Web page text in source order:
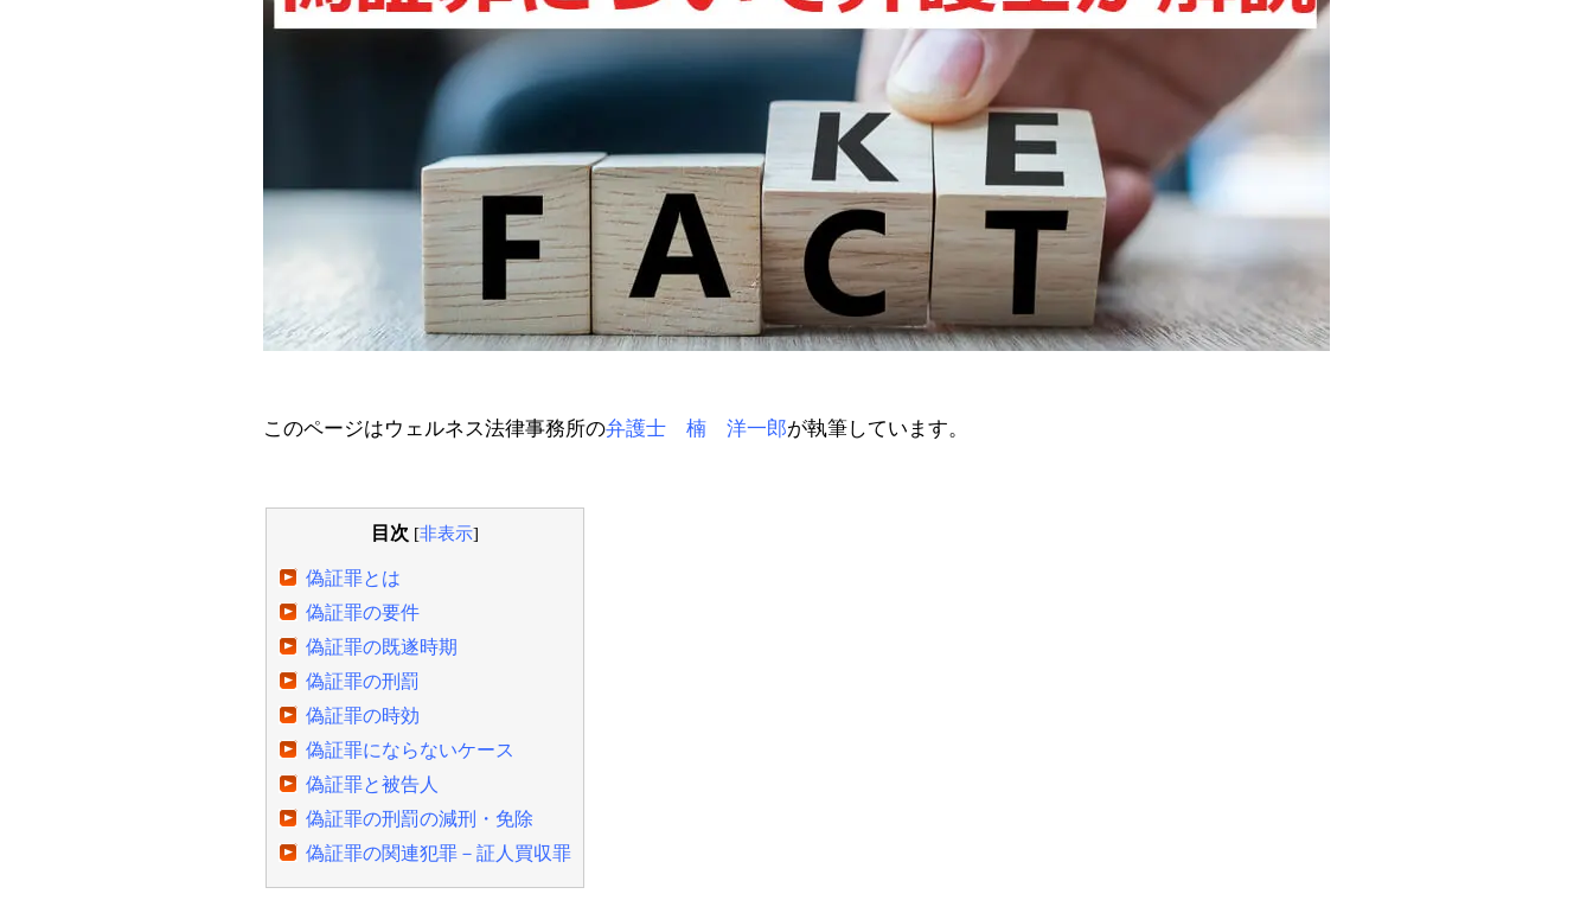
このページはウェルネス法律事務所の弁護士 楠 洋一郎が執筆しています。
目次 [非表示]
偽証罪とは
偽証罪の要件
偽証罪の既遂時期
偽証罪の刑罰
偽証罪の時効
偽証罪にならないケース
偽証罪と被告人
偽証罪の刑罰の減刑・免除
偽証罪の関連犯罪－証人買収罪